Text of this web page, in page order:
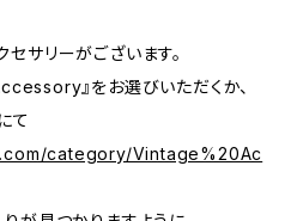
サリーがございます。
』をお選びいただくか、
て
category/Vintage%20Ac